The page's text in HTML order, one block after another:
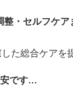
整・セルフケ
た総合ケアを
安です…